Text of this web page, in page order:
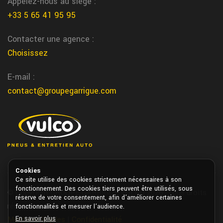
Castelculier reparation pneu
Castelculier chez garrigue vulco
sur Gourdon
Optimisez la duree de vie de vos pneus grace aux solutions de
St jean de Vedas changement Batterie
Nous changeons votre batterie auto dans notre centre de St
notre dame de sanilhac reparation pneu
Nous realisons la reparation de vos pneus directement a notre
dame de sanilhac chez garrigue vulco
+33 5 65 41 95 95
Contacter une agence :
Choisissez
E-mail :
contact@groupegarrigue.com
© Copyright GROUPE GARRIGUE VULCO 2026. Tous droits
réservés.
Mentions légales
Cookies
Ce site utilise des cookies strictement nécessaires à son
fonctionnement. Des cookies tiers peuvent être utilisés, sous
réserve de votre consentement, afin d’améliorer certaines
fonctionnalités et mesurer l’audience.
En savoir plus